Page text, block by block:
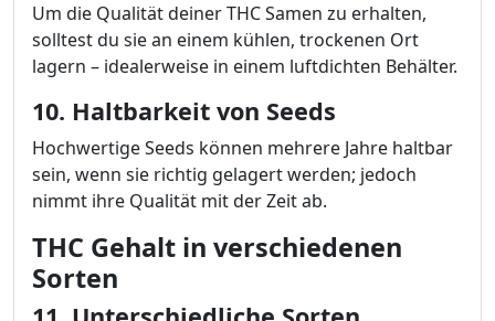
Um die Qualität deiner THC Samen zu erhalten,
solltest du sie an einem kühlen, trockenen Ort
lagern – idealerweise in einem luftdichten Behälter.
10. Haltbarkeit von Seeds
Hochwertige Seeds können mehrere Jahre haltbar
sein, wenn sie richtig gelagert werden; jedoch
nimmt ihre Qualität mit der Zeit ab.
THC Gehalt in verschiedenen
Sorten